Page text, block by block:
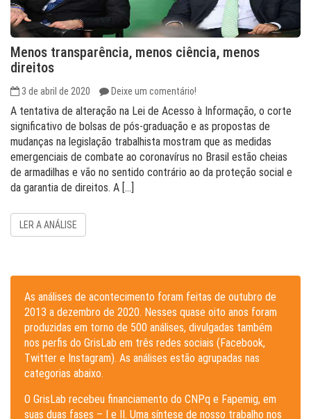
Menos transparência, menos ciência, menos
direitos
3 de abril de 2020 Deixe um comentário!
A tentativa de alteração na Lei de Acesso à Informação, o corte
significativo de bolsas de pós-graduação e as propostas de
mudanças na legislação trabalhista mostram que as medidas
emergenciais de combate ao coronavírus no Brasil estão cheias
de armadilhas e vão no sentido contrário ao da proteção social e
da garantia de direitos. A […]
LER A ANÁLISE
As análises de acontecimento foram feitas de outubro de
2013 a dezembro de 2020. Nesses quase oito anos foram
produzidas em torno de 500 análises, divulgadas também
nos perfis do GrisLab em três redes sociais (Facebook,
Twitter e Instagram). As análises estão agrupadas nas
categorias abaixo.
O GrisLab recebeu financiamento do CNPq e Fapemig, em
suas duas fases – I e II. Uma síntese de nosso trabalho nos